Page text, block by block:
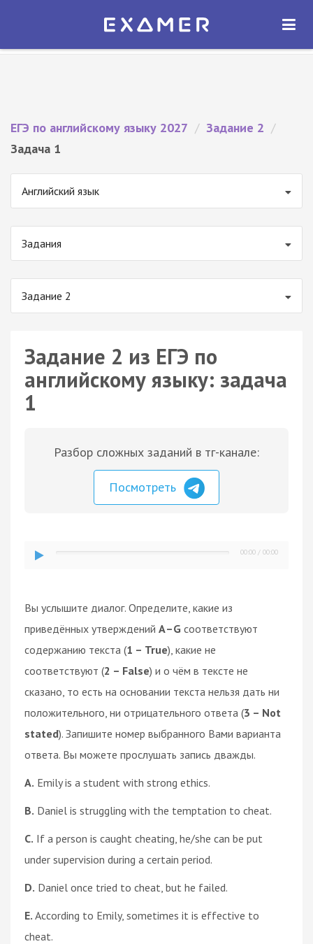
Экзамер — ЕГЭ 2027
ОТКРЫТЬ
ЕГЭ по английскому языку 2027 / Задание 2 /
Задача 1
Английский язык
Задания
Задание 2
Задание 2 из ЕГЭ по
английскому языку: задача
1
Разбор сложных заданий в тг-канале:
Посмотреть
00:00 / 00:00
Вы услышите диалог. Определите, какие из
приведённых утверждений А–G соответствуют
содержанию текста (1 – True), какие не
соответствуют (2 – False) и о чём в тексте не
сказано, то есть на основании текста нельзя дать ни
положительного, ни отрицательного ответа (3 – Not
stated). Запишите номер выбранного Вами варианта
ответа. Вы можете прослушать запись дважды.
A. Emily is a student with strong ethics.
B. Daniel is struggling with the temptation to cheat.
C. If a person is caught cheating, he/she can be put
under supervision during a certain period.
D. Daniel once tried to cheat, but he failed.
E. According to Emily, sometimes it is effective to
cheat.